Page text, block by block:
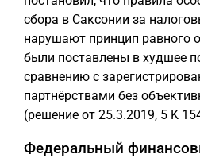
сбора в Саксонии за
нарушают принцип равного
были поставлены в худшее
сравнению с
партнёрствами без
(решение от 25.3.2019, 5 K
Федеральный